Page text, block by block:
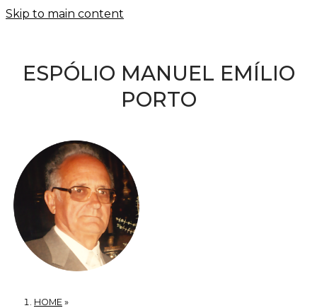
Skip to main content
ESPÓLIO MANUEL EMÍLIO
PORTO
HOME »